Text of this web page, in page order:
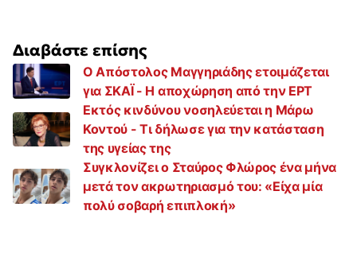
Διαβάστε επίσης
Ο Απόστολος Μαγγηριάδης ετοιμάζεται
για ΣΚΑΪ - Η αποχώρηση από την ΕΡΤ
Εκτός κινδύνου νοσηλεύεται η Μάρω
Κοντού - Τι δήλωσε για την κατάσταση
της υγείας της
Συγκλονίζει ο Σταύρος Φλώρος ένα μήνα
μετά τον ακρωτηριασμό του: «Είχα μία
πολύ σοβαρή επιπλοκή»